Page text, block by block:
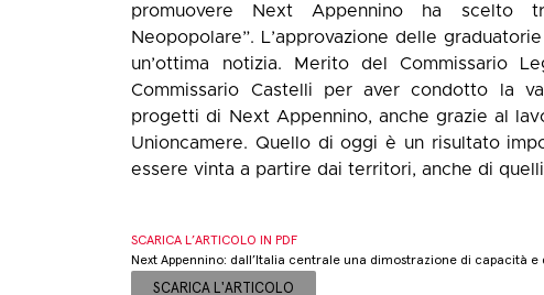
promuovere Next Appennino ha scelto
Neopopolare”. L’approvazione delle
un’ottima notizia. Merito del Commissario
Commissario Castelli per aver condotto la
progetti di Next Appennino, anche grazie al
Unioncamere. Quello di oggi è un risultato
essere vinta a partire dai territori, anche di
SCARICA L’ARTICOLO IN PDF
Next Appennino: dall’Italia centrale una dimostrazione di capacità e
SCARICA L'ARTICOLO